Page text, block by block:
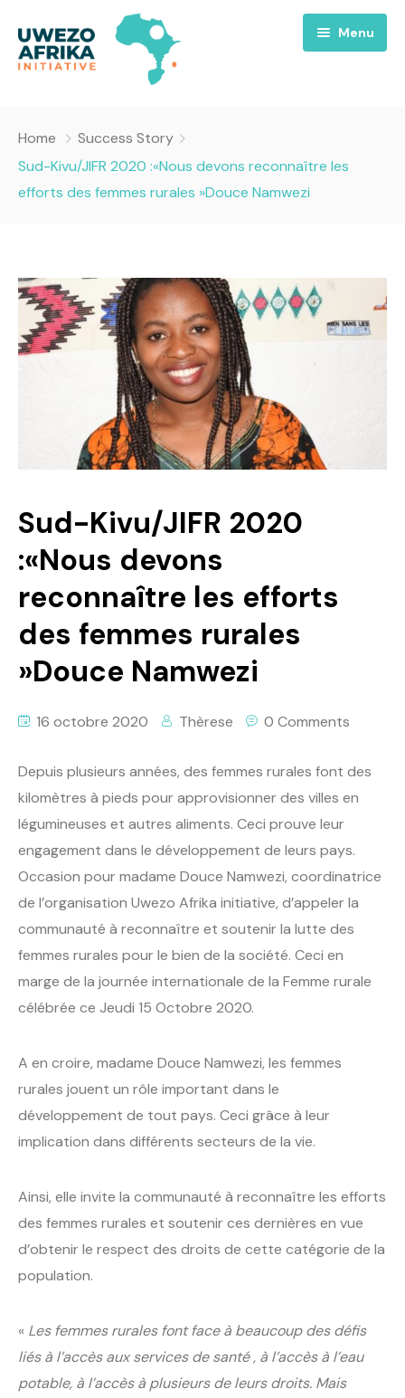
Menu
Nous
A propos
Projets
Culture
Success Story
Politique
Technologies
Entreprenariat
Magazines
Emissions
Contact
Opportunités
Home
Success Story
Sud-Kivu/JIFR 2020 :«Nous devons reconnaître les
efforts des femmes rurales »Douce Namwezi
Sud-Kivu/JIFR 2020
:«Nous devons
reconnaître les efforts
des femmes rurales
»Douce Namwezi
16 octobre 2020 Thèrese 0 Comments
Depuis plusieurs années, des femmes rurales font des
kilomètres à pieds pour approvisionner des villes en
légumineuses et autres aliments. Ceci prouve leur
engagement dans le développement de leurs pays.
Occasion pour madame Douce Namwezi, coordinatrice
de l’organisation Uwezo Afrika initiative, d’appeler la
communauté à reconnaître et soutenir la lutte des
femmes rurales pour le bien de la société. Ceci en
marge de la journée internationale de la Femme rurale
célébrée ce Jeudi 15 Octobre 2020.
A en croire, madame Douce Namwezi, les femmes
rurales jouent un rôle important dans le
développement de tout pays. Ceci grâce à leur
implication dans différents secteurs de la vie.
Ainsi, elle invite la communauté à reconnaître les efforts
des femmes rurales et soutenir ces dernières en vue
d’obtenir le respect des droits de cette catégorie de la
population.
« Les femmes rurales font face à beaucoup des défis
liés à l’accès aux services de santé , à l’accès à l’eau
potable, à l’accès à plusieurs de leurs droits. Mais